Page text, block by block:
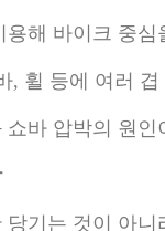
해 바이크 중
, 휠 등에 여러
바 압박의 원인
당기는 것이 아니